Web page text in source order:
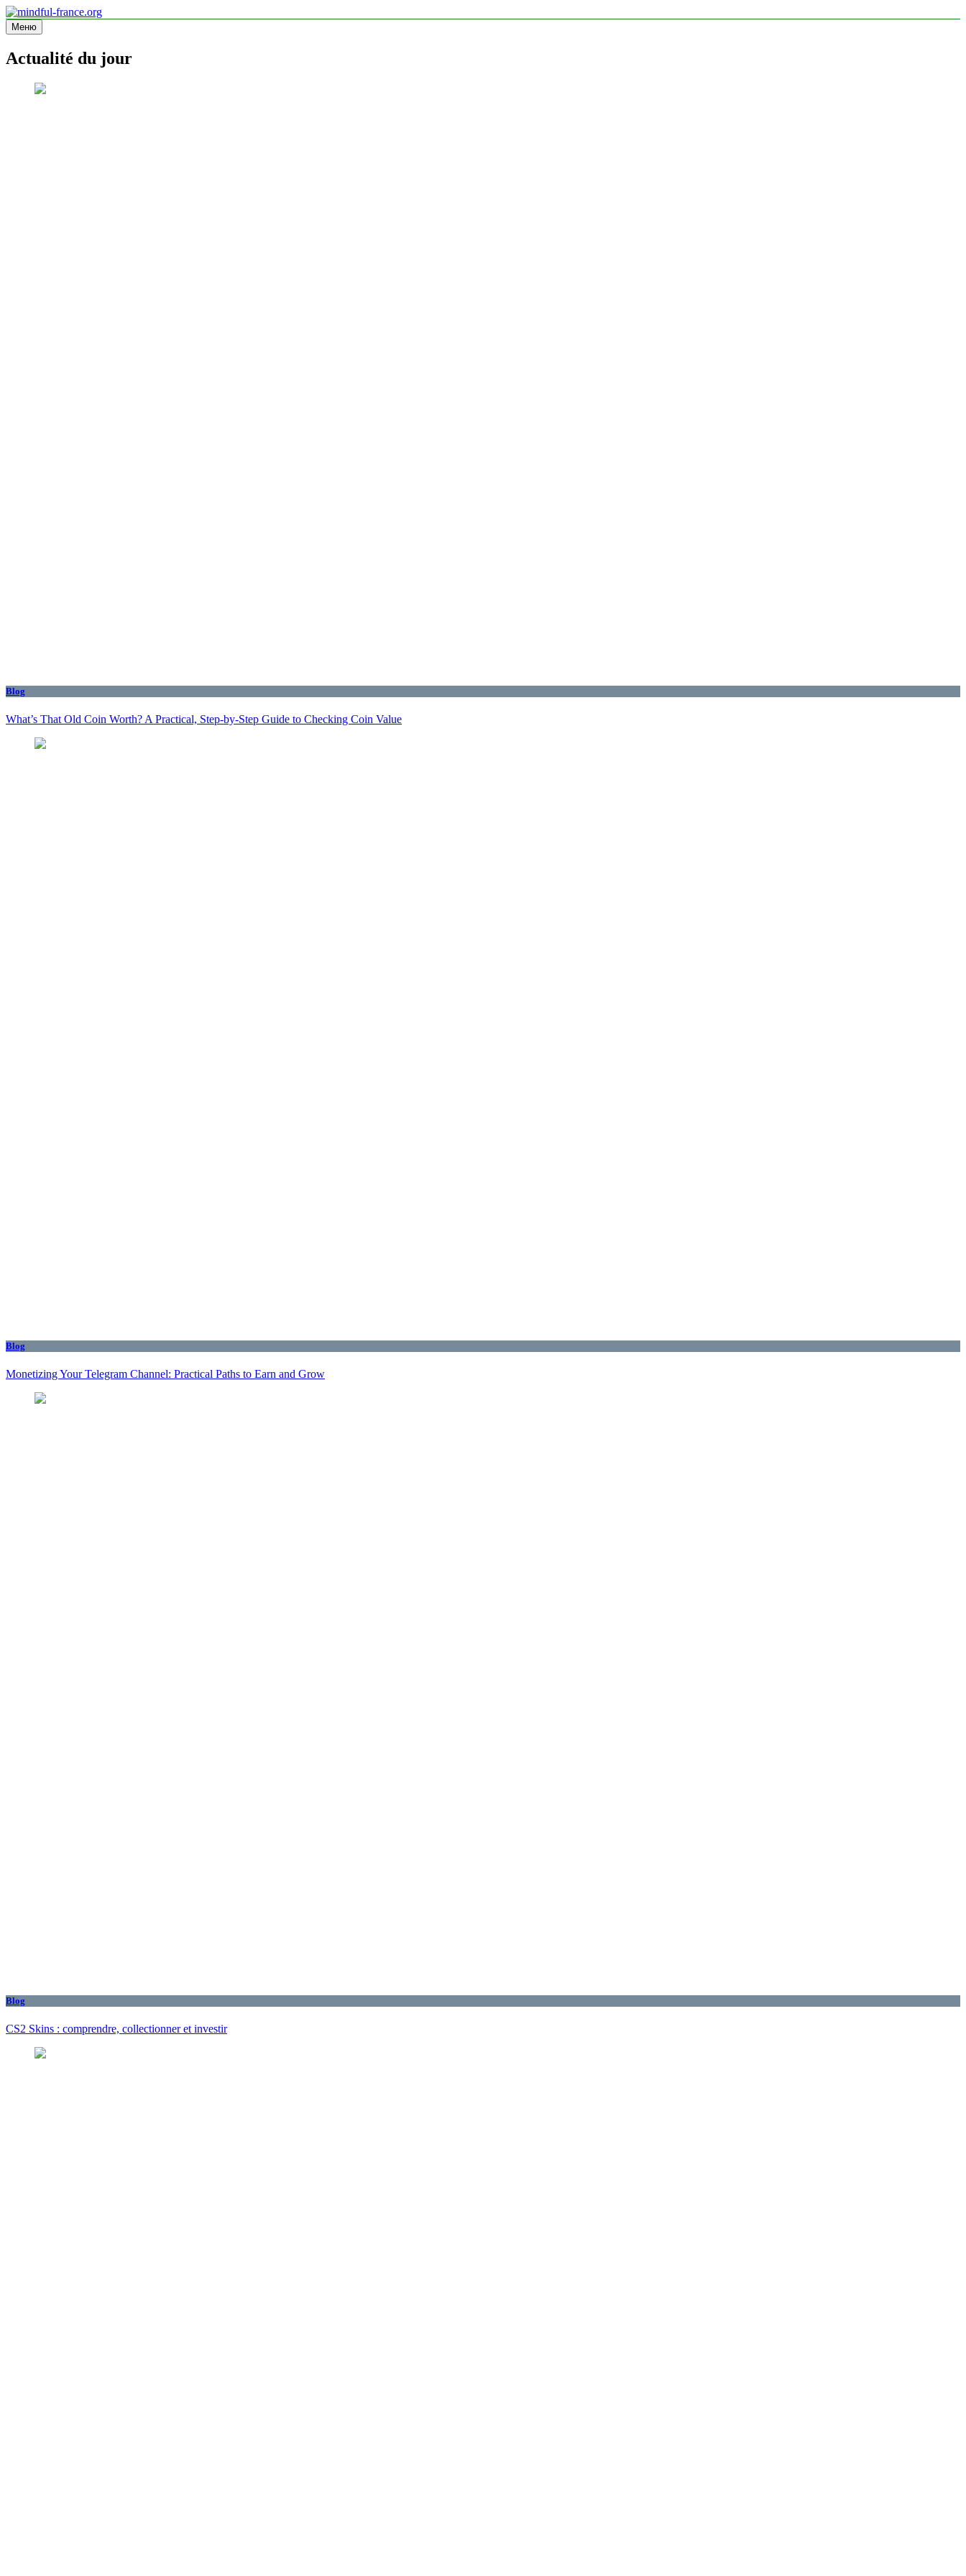
Перейти
к
содержимому
mindful-france.org
Site d'information
Меню
Actualité du jour
Blog
What’s That Old Coin Worth? A Practical, Step‑by‑Step Guide to Checking Coin Value
Blog
Monetizing Your Telegram Channel: Practical Paths to Earn and Grow
Blog
CS2 Skins : comprendre, collectionner et investir